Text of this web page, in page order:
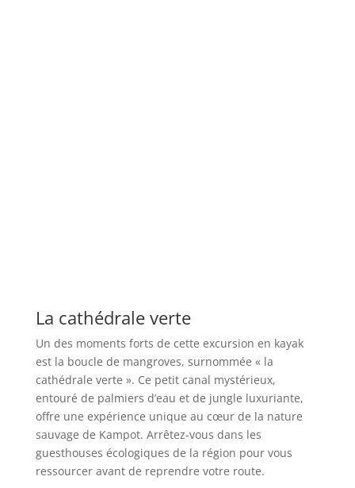
La cathédrale verte
Un des moments forts de cette excursion en kayak
est la boucle de mangroves, surnommée « la
cathédrale verte ». Ce petit canal mystérieux,
entouré de palmiers d’eau et de jungle luxuriante,
offre une expérience unique au cœur de la nature
sauvage de Kampot. Arrêtez-vous dans les
guesthouses écologiques de la région pour vous
ressourcer avant de reprendre votre route.